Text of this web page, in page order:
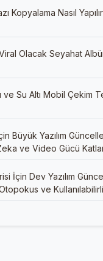
Kopyalama Nasıl
Olacak Seyahat
ve Su Altı Mobil Çekim
Büyük Yazılım
ve Video Gücü
İçin Dev Yazılım
ve